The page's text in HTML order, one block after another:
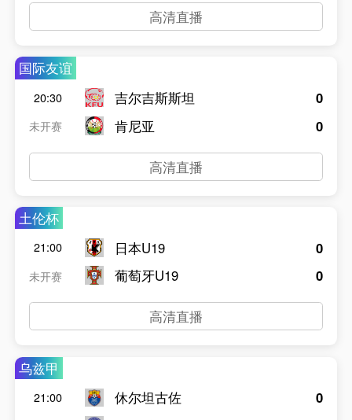
高清直播
国际友谊
20:30
未开赛
吉尔吉斯斯坦
肯尼亚
0
0
高清直播
土伦杯
21:00
未开赛
日本U19
葡萄牙U19
0
0
高清直播
乌兹甲
21:00
休尔坦古佐
0